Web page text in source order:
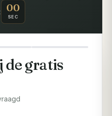
00
SEC
de gratis